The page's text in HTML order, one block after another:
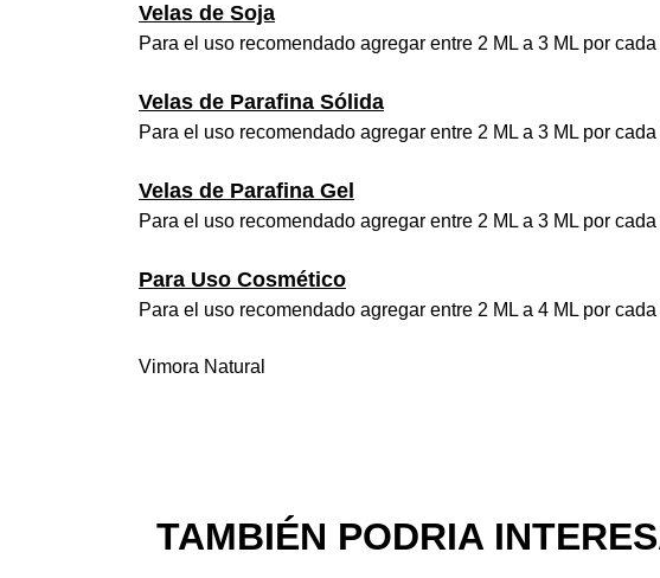
Velas de Soja
Para el uso recomendado agregar entre 2 ML a 3 ML por
Velas de Parafina Sólida
Para el uso recomendado agregar entre 2 ML a 3 ML por
Velas de Parafina Gel
Para el uso recomendado agregar entre 2 ML a 3 ML por
Para Uso Cosmético
Para el uso recomendado agregar entre 2 ML a 4 ML por
Vimora Natural
TAMBIÉN PODRIA